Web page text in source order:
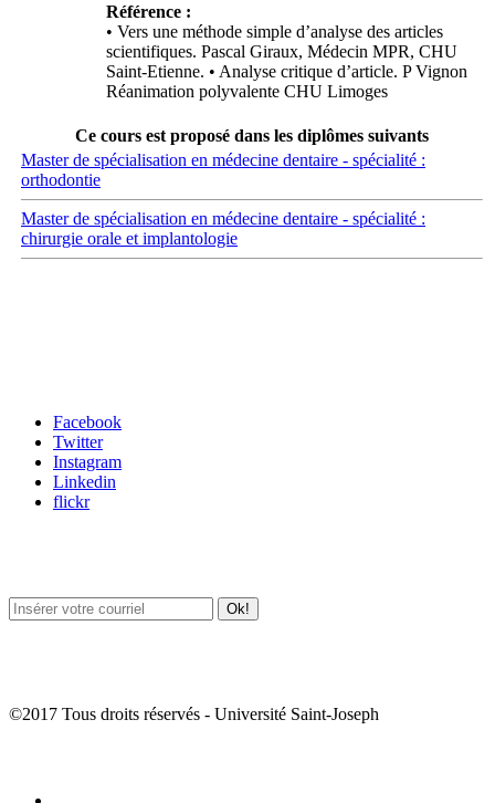
Référence :
• Vers une méthode simple d’analyse des articles
scientifiques. Pascal Giraux, Médecin MPR, CHU
Saint‐Etienne. • Analyse critique d’article. P Vignon
Réanimation polyvalente CHU Limoges
Ce cours est proposé dans les diplômes suivants
Master de spécialisation en médecine dentaire - spécialité :
orthodontie
Master de spécialisation en médecine dentaire - spécialité :
chirurgie orale et implantologie
Facebook
Twitter
Instagram
Linkedin
flickr
©2017 Tous droits réservés - Université Saint-Joseph